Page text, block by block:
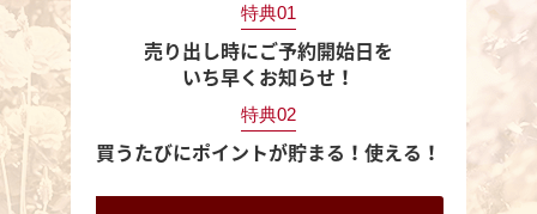
特典01
売り出し時にご予約開始日を
いち早くお知らせ！
特典02
買うたびにポイントが貯まる！使える！